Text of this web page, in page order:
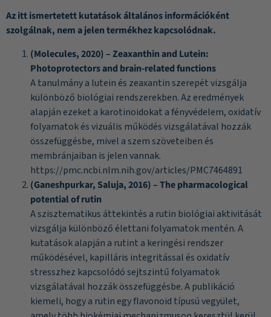
Az itt ismertetett kutatások általános információként
szolgálnak, nem a jelen termékhez kapcsolódnak.
(Molecules, 2020) – Zeaxanthin and Lutein:
Photoprotectors and brain-related functions
A tanulmány a lutein és zeaxantin szerepét vizsgálja
különböző biológiai rendszerekben. Az eredmények
alapján ezeket a karotinoidokat a fényvédelem, oxidatív
folyamatok és vizuális működés vizsgálatával hozzák
összefüggésbe, mivel a szem szöveteiben és
membránjaiban is jelen vannak.
https://pmc.ncbi.nlm.nih.gov/articles/PMC7464891
(Ganeshpurkar, Saluja, 2016) – The pharmacological
potential of rutin
A szisztematikus áttekintés a rutin biológiai aktivitását
vizsgálja különböző élettani folyamatok mentén. A
kutatások alapján a rutint a keringési rendszer
működésével, kapilláris integritással és oxidatív
stresszhez kapcsolódó sejtszintű folyamatok
vizsgálatával hozzák összefüggésbe. A publikáció
kiemeli, hogy a rutin egy flavonoid típusú vegyület,